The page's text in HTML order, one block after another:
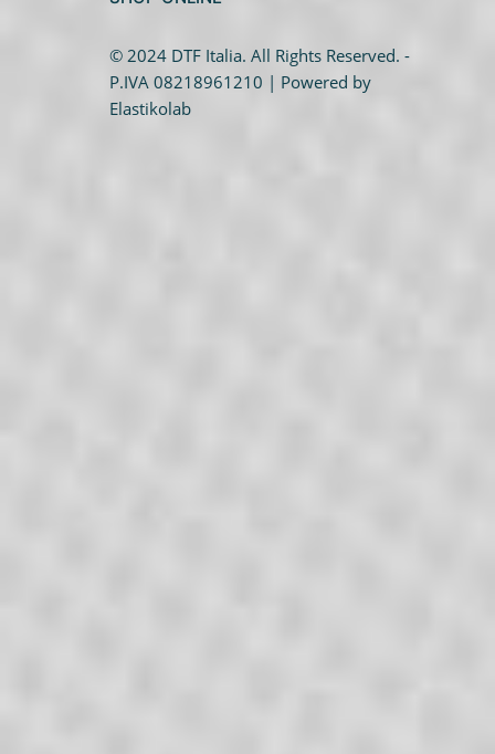
Trasformazione vasca doccia
© 2024 DTF Italia. All Rights Reserved. -
P.IVA 08218961210 | Powered by
Elastikolab